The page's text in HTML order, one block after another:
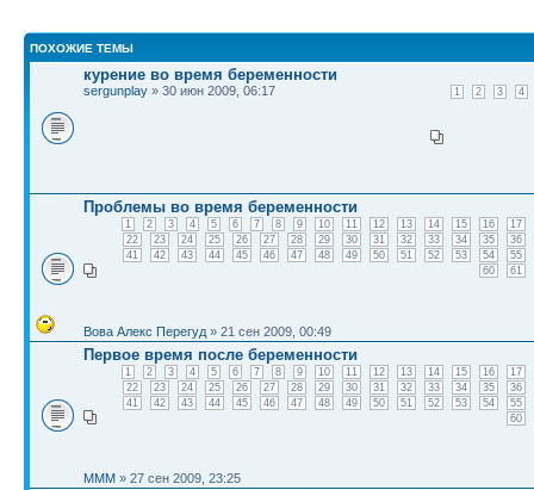
ПОХОЖИЕ ТЕМЫ
курение во время беременности
1 2 3 4
sergunplay » 30 июн 2009, 06:17
Проблемы во время беременности
1 2 3 4 5 6 7 8 9 10 11 12 13 14 15 16
17
22
23 24 25 26 27 28 29 30 31 32 33 34 35
36
41
42 43 44 45 46 47 48 49 50 51 52 53 54
55
60
61
Вова Алекс Перегуд » 21 сен 2009, 00:49
Первое время после беременности
1 2 3 4 5 6 7 8 9 10 11 12 13 14 15 16
17
22
23 24 25 26 27 28 29 30 31 32 33 34 35
36
41
42 43 44 45 46 47 48 49 50 51 52 53 54
55
60
MMM » 27 сен 2009, 23:25